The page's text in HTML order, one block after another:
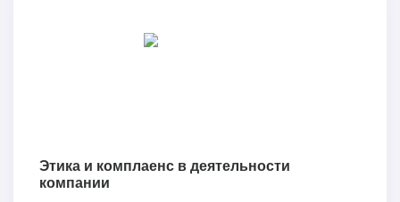
Этика и комплаенс в деятельности
компании